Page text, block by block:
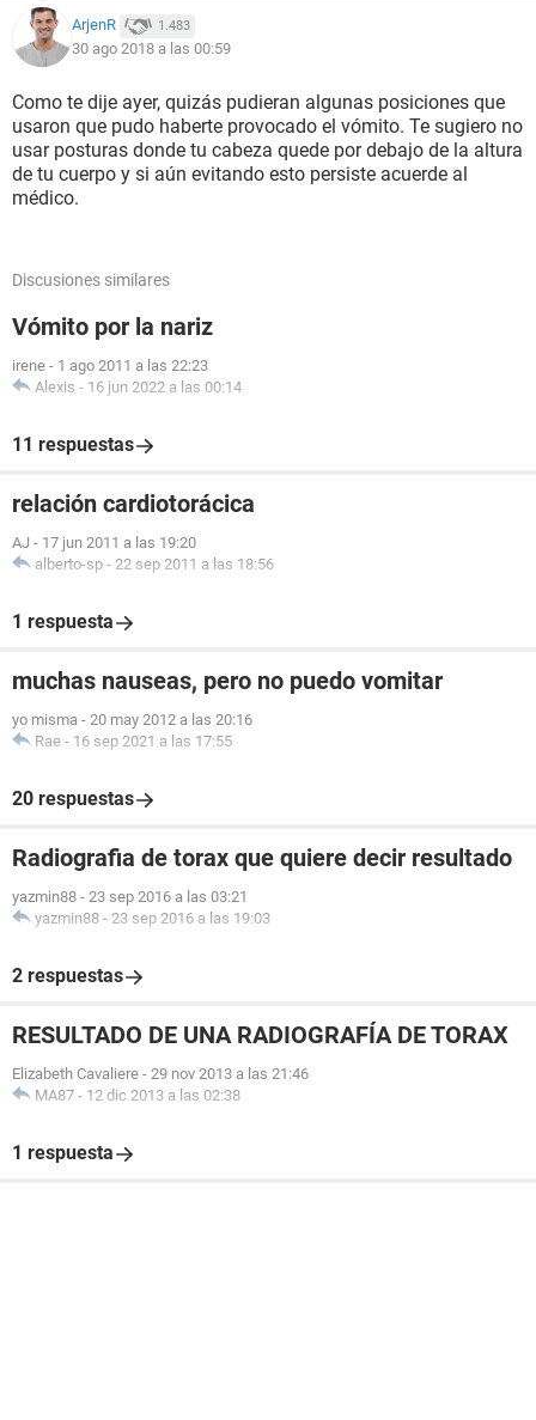
ArjenR 1.483
30 ago 2018 a las 00:59
Como te dije ayer, quizás pudieran algunas posiciones que
usaron que pudo haberte provocado el vómito. Te sugiero no
usar posturas donde tu cabeza quede por debajo de la altura
de tu cuerpo y si aún evitando esto persiste acuerde al
médico.
Discusiones similares
Vómito por la nariz
irene - 1 ago 2011 a las 22:23
Alexis - 16 jun 2022 a las 00:14
11 respuestas
relación cardiotorácica
AJ - 17 jun 2011 a las 19:20
alberto-sp - 22 sep 2011 a las 18:56
1 respuesta
muchas nauseas, pero no puedo vomitar
yo misma - 20 may 2012 a las 20:16
Rae - 16 sep 2021 a las 17:55
20 respuestas
Radiografia de torax que quiere decir resultado
yazmin88 - 23 sep 2016 a las 03:21
yazmin88 - 23 sep 2016 a las 19:03
2 respuestas
RESULTADO DE UNA RADIOGRAFÍA DE TORAX
Elizabeth Cavaliere - 29 nov 2013 a las 21:46
MA87 - 12 dic 2013 a las 02:38
1 respuesta